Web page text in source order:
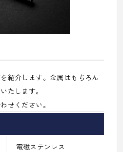
紹介します。金属はもちろん
たします。
せください。
電磁ステンレス